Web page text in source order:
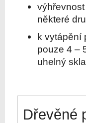
některé
k vytápění
pouze 4 –
uhelný
Dřevěné